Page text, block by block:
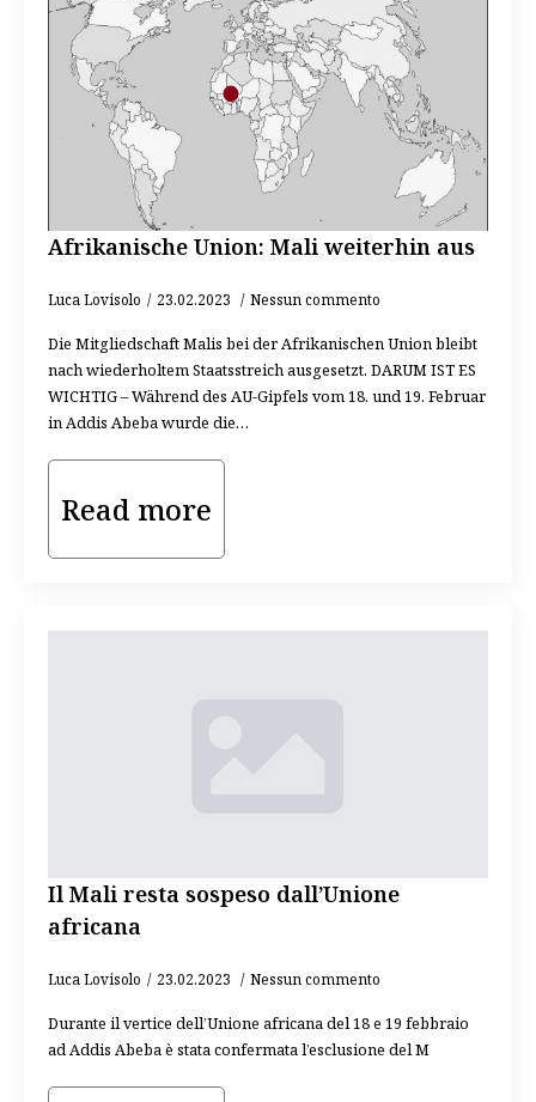
Afrikanische Union: Mali weiterhin aus
Luca Lovisolo 23.02.2023 Nessun commento
Die Mitgliedschaft Malis bei der Afrikanischen Union bleibt
nach wiederholtem Staatsstreich ausgesetzt. DARUM IST ES
WICHTIG – Während des AU-Gipfels vom 18. und 19. Februar
in Addis Abeba wurde die…
Read more
Il Mali resta sospeso dall’Unione
africana
Luca Lovisolo 23.02.2023 Nessun commento
Durante il vertice dell’Unione africana del 18 e 19 febbraio
ad Addis Abeba è stata confermata l’esclusione del M